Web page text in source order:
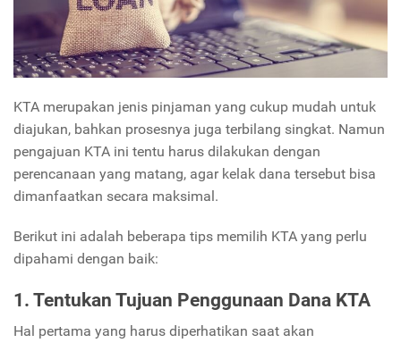
KTA merupakan jenis pinjaman yang cukup mudah untuk
diajukan, bahkan prosesnya juga terbilang singkat. Namun
pengajuan KTA ini tentu harus dilakukan dengan
perencanaan yang matang, agar kelak dana tersebut bisa
dimanfaatkan secara maksimal.
Berikut ini adalah beberapa tips memilih KTA yang perlu
dipahami dengan baik:
1. Tentukan Tujuan Penggunaan Dana KTA
Hal pertama yang harus diperhatikan saat akan